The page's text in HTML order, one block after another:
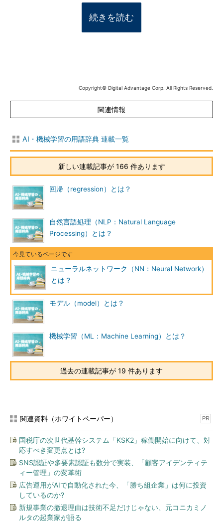
続きを読む
Copyright© Digital Advantage Corp. All Rights Reserved.
関連情報
AI・機械学習の用語辞典 連載一覧
新しい連載記事が 166 件あります
回帰（regression）とは？
自然言語処理（NLP：Natural Language
Processing）とは？
ニューラルネットワーク（NN：Neural Network）
とは？
モデル（model）とは？
機械学習（ML：Machine Learning）とは？
過去の連載記事が 19 件あります
関連資料（ホワイトペーパー） PR
国税庁の次世代基幹システム「KSK2」稼働開始に向けて、対
応すべき変更点とは?
SNS認証や多要素認証も数分で実装、「顧客アイデンティテ
ィー管理」の変革術
広告運用がAIで自動化された今、「勝ち組企業」は何に投資
しているのか?
新規事業の撤退理由は技術不足だけじゃない、元コニカミノ
ルタの起業家が語る